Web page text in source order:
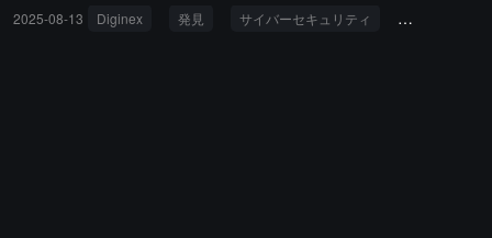
イアンス自動化会社 Findings の全株式を取得する計画です。取引
2025-08-13 Diginex 発見 サイバーセキュリティ 人工知能